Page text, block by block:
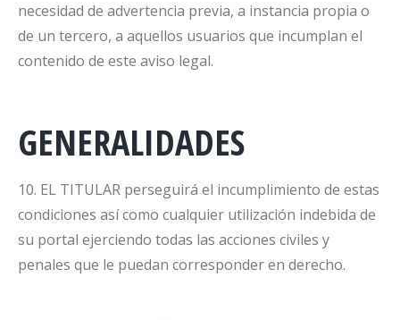
necesidad de advertencia previa, a instancia propia o
de un tercero, a aquellos usuarios que incumplan el
contenido de este aviso legal.
GENERALIDADES
10. EL TITULAR perseguirá el incumplimiento de estas
condiciones así como cualquier utilización indebida de
su portal ejerciendo todas las acciones civiles y
penales que le puedan corresponder en derecho.